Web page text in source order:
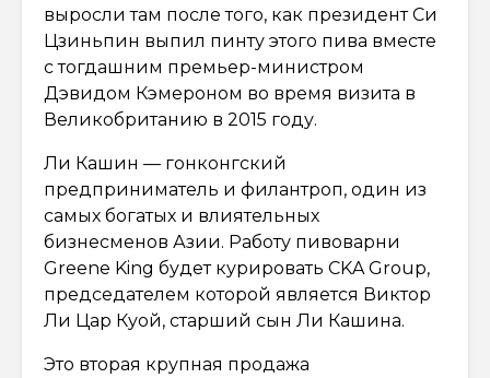
выросли там после того, как президент Си
Цзиньпин выпил пинту этого пива вместе
с тогдашним премьер-министром
Дэвидом Кэмероном во время визита в
Великобританию в 2015 году.
Ли Кашин — гонконгский
предприниматель и филантроп, один из
самых богатых и влиятельных
бизнесменов Азии. Работу пивоварни
Greene King будет курировать CKA Group,
председателем которой является Виктор
Ли Цар Куой, старший сын Ли Кашина.
Это вторая крупная продажа